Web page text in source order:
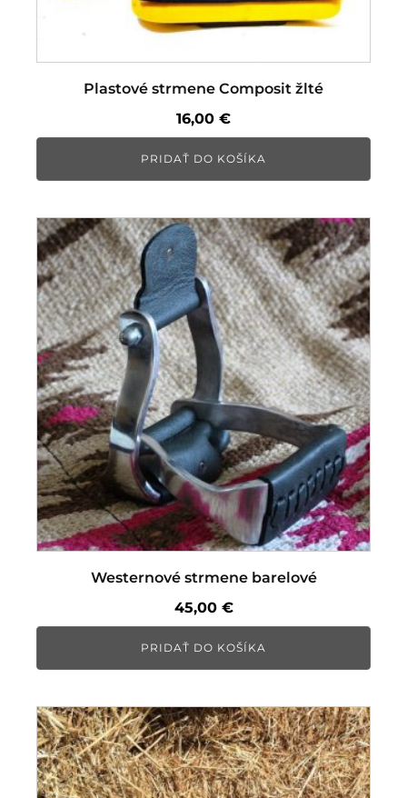
Plastové strmene Composit žlté
16,00 €
PRIDAŤ DO KOŠÍKA
Westernové strmene barelové
45,00 €
PRIDAŤ DO KOŠÍKA